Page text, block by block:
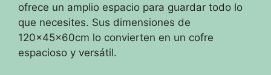
ofrece un amplio espacio para guardar todo lo
que necesites. Sus dimensiones de
120x45x60cm lo convierten en un cofre
espacioso y versátil.